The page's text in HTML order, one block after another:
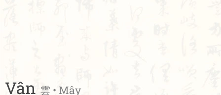
Vân 雲 • Mây